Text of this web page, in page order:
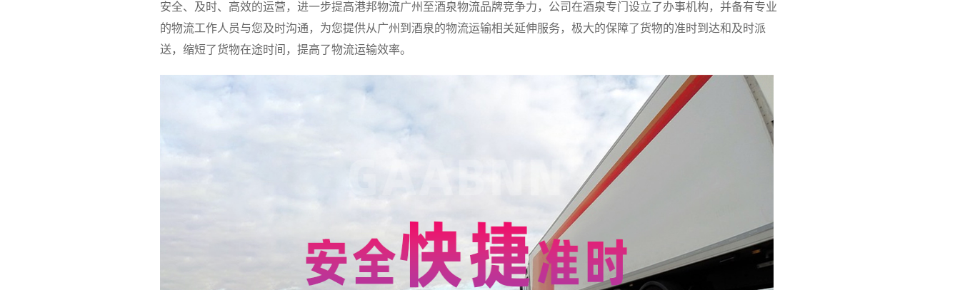
安全、及时、高效的运营，进一步提高港邦物流广州至酒泉物流品牌竞争力，公司在酒泉专门设立了办事机构，并备有专业
的物流工作人员与您及时沟通，为您提供从广州到酒泉的物流运输相关延伸服务，极大的保障了货物的准时到达和及时派
送，缩短了货物在途时间，提高了物流运输效率。